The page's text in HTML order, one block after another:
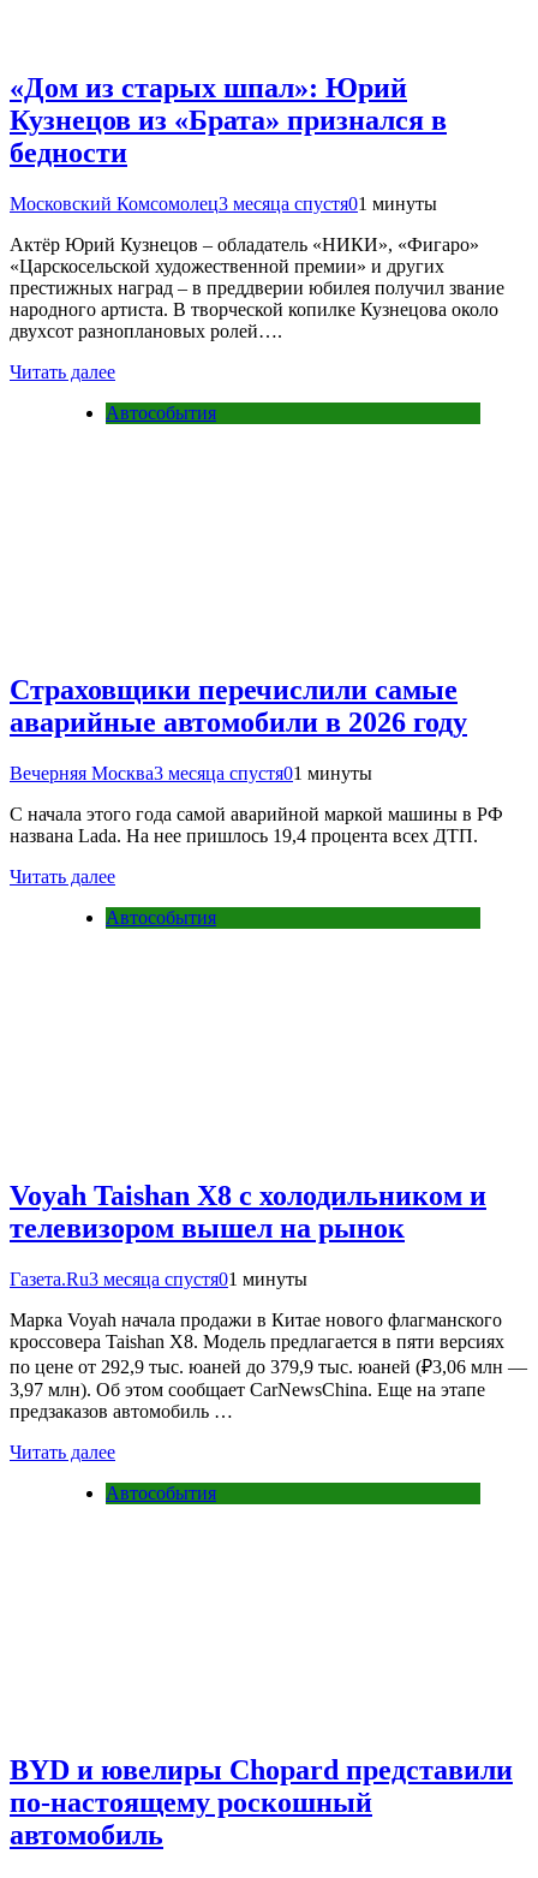
«Дом из старых шпал»: Юрий
Кузнецов из «Брата» признался в
бедности
Московский Комсомолец3 месяца спустя01 минуты
Актёр Юрий Кузнецов – обладатель «НИКИ», «Фигаро»
«Царскосельской художественной премии» и других
престижных наград – в преддверии юбилея получил звание
народного артиста. В творческой копилке Кузнецова около
двухсот разноплановых ролей….
Читать далее
Автособытия
Страховщики перечислили самые
аварийные автомобили в 2026 году
Вечерняя Москва3 месяца спустя01 минуты
С начала этого года самой аварийной маркой машины в РФ
названа Lada. На нее пришлось 19,4 процента всех ДТП.
Читать далее
Автособытия
Voyah Taishan X8 с холодильником и
телевизором вышел на рынок
Газета.Ru3 месяца спустя01 минуты
Марка Voyah начала продажи в Китае нового флагманского
кроссовера Taishan X8. Модель предлагается в пяти версиях
по цене от 292,9 тыс. юаней до 379,9 тыс. юаней (₽3,06 млн —
3,97 млн). Об этом сообщает CarNewsChina. Еще на этапе
предзаказов автомобиль …
Читать далее
Автособытия
BYD и ювелиры Chopard представили
по-настоящему роскошный
автомобиль